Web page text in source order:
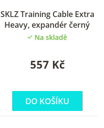
SKLZ Training Cable Extra
Heavy, expandér černý
Na skladě
557 Kč
DO KOŠÍKU